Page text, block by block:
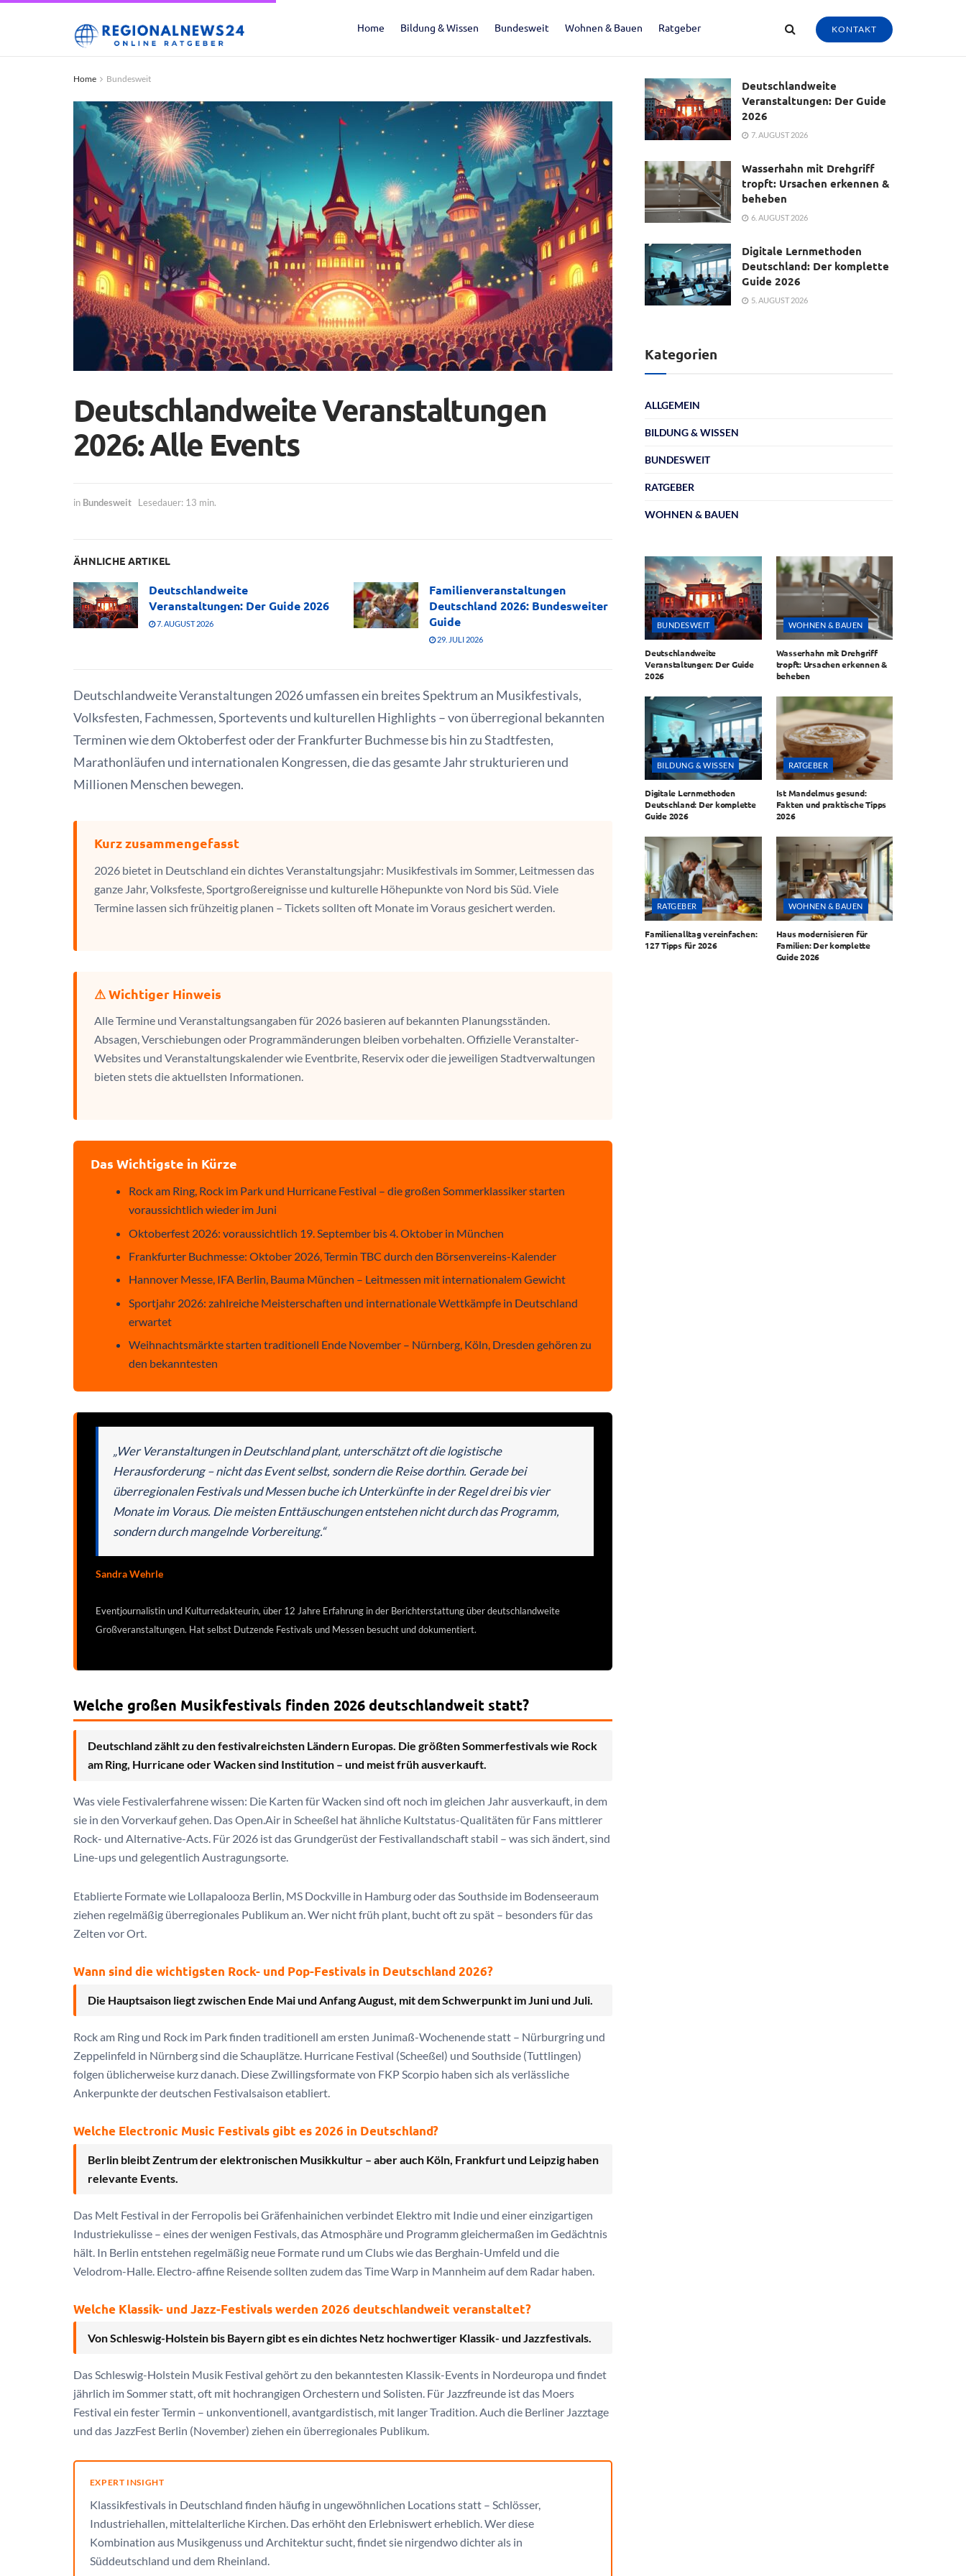
Home Bildung & Wissen Bundesweit Wohnen & Bauen Ratgeber KONTAKT
Home Bundesweit
Deutschlandweite Veranstaltungen
2026: Alle Events
in Bundesweit Lesedauer: 13 min.
ÄHNLICHE ARTIKEL
Deutschlandweite
Veranstaltungen: Der Guide 2026
7. AUGUST 2026
Familienveranstaltungen
Deutschland 2026: Bundesweiter
Guide
29. JULI 2026
Deutschlandweite Veranstaltungen 2026 umfassen ein breites Spektrum an Musikfestivals,
Volksfesten, Fachmessen, Sportevents und kulturellen Highlights – von überregional bekannten
Terminen wie dem Oktoberfest oder der Frankfurter Buchmesse bis hin zu Stadtfesten,
Marathonläufen und internationalen Kongressen, die das gesamte Jahr strukturieren und
Millionen Menschen bewegen.
Kurz zusammengefasst
2026 bietet in Deutschland ein dichtes Veranstaltungsjahr: Musikfestivals im Sommer, Leitmessen das
ganze Jahr, Volksfeste, Sportgroßereignisse und kulturelle Höhepunkte von Nord bis Süd. Viele
Termine lassen sich frühzeitig planen – Tickets sollten oft Monate im Voraus gesichert werden.
⚠ Wichtiger Hinweis
Alle Termine und Veranstaltungsangaben für 2026 basieren auf bekannten Planungsständen.
Absagen, Verschiebungen oder Programmänderungen bleiben vorbehalten. Offizielle Veranstalter-
Websites und Veranstaltungskalender wie Eventbrite, Reservix oder die jeweiligen Stadtverwaltungen
bieten stets die aktuellsten Informationen.
Das Wichtigste in Kürze
Rock am Ring, Rock im Park und Hurricane Festival – die großen Sommerklassiker starten
voraussichtlich wieder im Juni
Oktoberfest 2026: voraussichtlich 19. September bis 4. Oktober in München
Frankfurter Buchmesse: Oktober 2026, Termin TBC durch den Börsenvereins-Kalender
Hannover Messe, IFA Berlin, Bauma München – Leitmessen mit internationalem Gewicht
Sportjahr 2026: zahlreiche Meisterschaften und internationale Wettkämpfe in Deutschland
erwartet
Weihnachtsmärkte starten traditionell Ende November – Nürnberg, Köln, Dresden gehören zu
den bekanntesten
„Wer Veranstaltungen in Deutschland plant, unterschätzt oft die logistische
Herausforderung – nicht das Event selbst, sondern die Reise dorthin. Gerade bei
überregionalen Festivals und Messen buche ich Unterkünfte in der Regel drei bis vier
Monate im Voraus. Die meisten Enttäuschungen entstehen nicht durch das Programm,
sondern durch mangelnde Vorbereitung.“
Sandra Wehrle
Eventjournalistin und Kulturredakteurin, über 12 Jahre Erfahrung in der Berichterstattung über deutschlandweite
Großveranstaltungen. Hat selbst Dutzende Festivals und Messen besucht und dokumentiert.
Welche großen Musikfestivals finden 2026 deutschlandweit statt?
Deutschland zählt zu den festivalreichsten Ländern Europas. Die größten Sommerfestivals wie Rock
am Ring, Hurricane oder Wacken sind Institution – und meist früh ausverkauft.
Was viele Festivalerfahrene wissen: Die Karten für Wacken sind oft noch im gleichen Jahr ausverkauft, in dem
sie in den Vorverkauf gehen. Das Open.Air in Scheeßel hat ähnliche Kultstatus-Qualitäten für Fans mittlerer
Rock- und Alternative-Acts. Für 2026 ist das Grundgerüst der Festivallandschaft stabil – was sich ändert, sind
Line-ups und gelegentlich Austragungsorte.
Etablierte Formate wie Lollapalooza Berlin, MS Dockville in Hamburg oder das Southside im Bodenseeraum
ziehen regelmäßig überregionales Publikum an. Wer nicht früh plant, bucht oft zu spät – besonders für das
Zelten vor Ort.
Wann sind die wichtigsten Rock- und Pop-Festivals in Deutschland 2026?
Die Hauptsaison liegt zwischen Ende Mai und Anfang August, mit dem Schwerpunkt im Juni und Juli.
Rock am Ring und Rock im Park finden traditionell am ersten Junimaß-Wochenende statt – Nürburgring und
Zeppelinfeld in Nürnberg sind die Schauplätze. Hurricane Festival (Scheeßel) und Southside (Tuttlingen)
folgen üblicherweise kurz danach. Diese Zwillingsformate von FKP Scorpio haben sich als verlässliche
Ankerpunkte der deutschen Festivalsaison etabliert.
Welche Electronic Music Festivals gibt es 2026 in Deutschland?
Berlin bleibt Zentrum der elektronischen Musikkultur – aber auch Köln, Frankfurt und Leipzig haben
relevante Events.
Das Melt Festival in der Ferropolis bei Gräfenhainichen verbindet Elektro mit Indie und einer einzigartigen
Industriekulisse – eines der wenigen Festivals, das Atmosphäre und Programm gleichermaßen im Gedächtnis
hält. In Berlin entstehen regelmäßig neue Formate rund um Clubs wie das Berghain-Umfeld und die
Velodrom-Halle. Electro-affine Reisende sollten zudem das Time Warp in Mannheim auf dem Radar haben.
Welche Klassik- und Jazz-Festivals werden 2026 deutschlandweit veranstaltet?
Von Schleswig-Holstein bis Bayern gibt es ein dichtes Netz hochwertiger Klassik- und Jazzfestivals.
Das Schleswig-Holstein Musik Festival gehört zu den bekanntesten Klassik-Events in Nordeuropa und findet
jährlich im Sommer statt, oft mit hochrangigen Orchestern und Solisten. Für Jazzfreunde ist das Moers
Festival ein fester Termin – unkonventionell, avantgardistisch, mit langer Tradition. Auch die Berliner Jazztage
und das JazzFest Berlin (November) ziehen ein überregionales Publikum.
EXPERT INSIGHT
Klassikfestivals in Deutschland finden häufig in ungewöhnlichen Locations statt – Schlösser,
Industriehallen, mittelalterliche Kirchen. Das erhöht den Erlebniswert erheblich. Wer diese
Kombination aus Musikgenuss und Architektur sucht, findet sie nirgendwo dichter als in
Süddeutschland und dem Rheinland.
Deutschlandweite
Veranstaltungen: Der Guide
2026
7. AUGUST 2026
Wasserhahn mit Drehgriff
tropft: Ursachen erkennen &
beheben
6. AUGUST 2026
Digitale Lernmethoden
Deutschland: Der komplette
Guide 2026
5. AUGUST 2026
Kategorien
ALLGEMEIN
BILDUNG & WISSEN
BUNDESWEIT
RATGEBER
WOHNEN & BAUEN
BUNDESWEIT
Deutschlandweite
Veranstaltungen: Der Guide
2026
WOHNEN & BAUEN
Wasserhahn mit Drehgriff
tropft: Ursachen erkennen &
beheben
BILDUNG & WISSEN
Digitale Lernmethoden
Deutschland: Der komplette
Guide 2026
RATGEBER
Ist Mandelmus gesund:
Fakten und praktische Tipps
2026
RATGEBER
Familienalltag vereinfachen:
127 Tipps für 2026
WOHNEN & BAUEN
Haus modernisieren für
Familien: Der komplette
Guide 2026